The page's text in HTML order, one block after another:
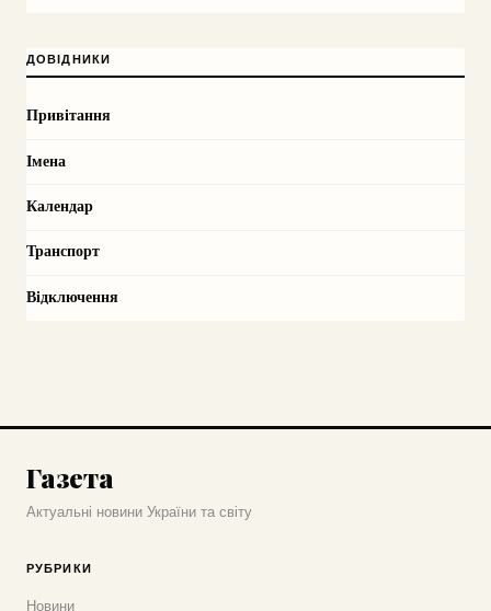
ДОВІДНИКИ
Привітання
Імена
Календар
Транспорт
Відключення
Газета
Актуальні новини України та світу
РУБРИКИ
Новини